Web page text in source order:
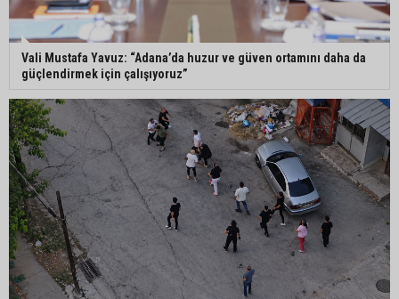
Eski polis memuru Ergün Karakaya’nın
öldürüldüğü silahlı kavganın görüntüleri ortaya
çıktı
İmamoğlu’nda hijyen ve etiket kontrolü
Mustafa Özkan: "Yüreğir Belediye Başkan
Vekilliği seçimine ilişkin hukuki süreç başlatıldı"
Vali Mustafa Yavuz: “Adana’da huzur ve güven ortamını daha da
güçlendirmek için çalışıyoruz”